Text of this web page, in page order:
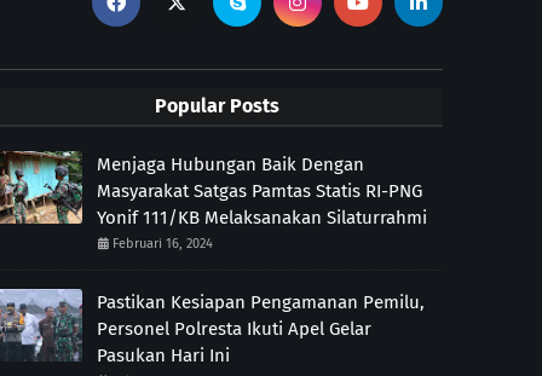
Popular Posts
Menjaga Hubungan Baik Dengan
Masyarakat Satgas Pamtas Statis RI-PNG
Yonif 111/KB Melaksanakan Silaturrahmi
Februari 16, 2024
Pastikan Kesiapan Pengamanan Pemilu,
Personel Polresta Ikuti Apel Gelar
Pasukan Hari Ini